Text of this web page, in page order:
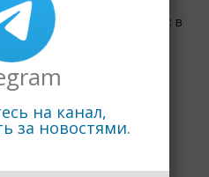
районе Арктики: в
морях, а также на
устья Енисея и районе
судна:
воде);
на канал,
за новостями.